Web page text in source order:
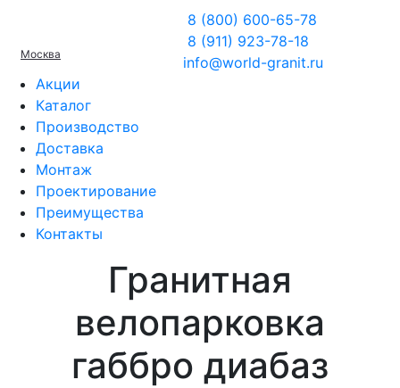
Москва
8 (800) 600-65-78
8 (911) 923-78-18
info@world-granit.ru
Акции
Каталог
Производство
Доставка
Монтаж
Проектирование
Преимущества
Контакты
Гранитная
велопарковка
габбро диабаз